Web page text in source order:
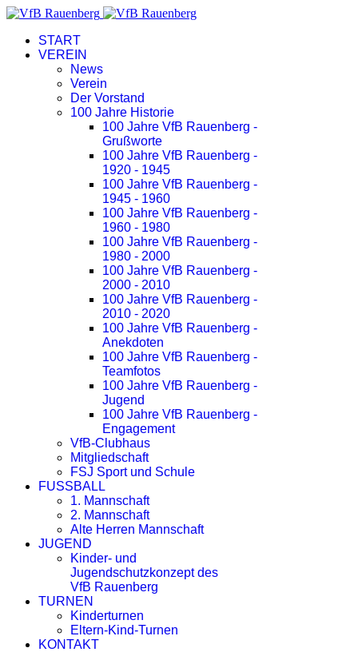
START
VEREIN
News
Verein
Der Vorstand
100 Jahre Historie
100 Jahre VfB Rauenberg -
Grußworte
100 Jahre VfB Rauenberg -
1920 - 1945
100 Jahre VfB Rauenberg -
1945 - 1960
100 Jahre VfB Rauenberg -
1960 - 1980
100 Jahre VfB Rauenberg -
1980 - 2000
100 Jahre VfB Rauenberg -
2000 - 2010
100 Jahre VfB Rauenberg -
2010 - 2020
100 Jahre VfB Rauenberg -
Anekdoten
100 Jahre VfB Rauenberg -
Teamfotos
100 Jahre VfB Rauenberg -
Jugend
100 Jahre VfB Rauenberg -
Engagement
VfB-Clubhaus
Mitgliedschaft
FSJ Sport und Schule
FUSSBALL
1. Mannschaft
2. Mannschaft
Alte Herren Mannschaft
JUGEND
Kinder- und
Jugendschutzkonzept des
VfB Rauenberg
TURNEN
Kinderturnen
Eltern-Kind-Turnen
KONTAKT